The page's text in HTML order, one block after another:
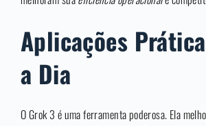
Aplicações
a Dia
O Grok 3 é uma ferramenta poderosa. Ela